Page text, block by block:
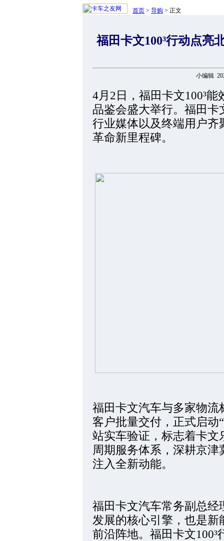
首页 > 导购 > 正文
福田卡文100³行动点亮
小编辑
4月2日，福田卡文100³
品鉴会盛大举行。福田
行业媒体以及终端用户
革命新里程碑。
福田卡文汽车与多家物
客户批量交付，正式启动
站实车验证，标志着卡文
周期服务体系，深耕京
注入全新动能。
福田卡文汽车常务副总经
发展的核心引擎，也是
前沿阵地。福田卡文